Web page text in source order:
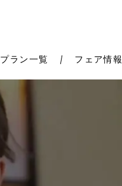
プラン一覧 フェア情報